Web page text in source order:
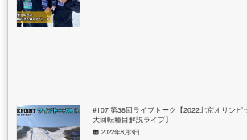
#107 第38回ライブトーク【2022北京オリンピ
大回転種目解説ライブ】
2022年8月3日